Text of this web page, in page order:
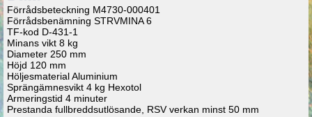
Förrådsbeteckning M4730-000401
Förrådsbenämning STRVMINA 6
TF-kod D-431-1
Minans vikt 8 kg
Diameter 250 mm
Höjd 120 mm
Höljesmaterial Aluminium
Sprängämnesvikt 4 kg Hexotol
Armeringstid 4 minuter
Prestanda fullbreddsutlösande, RSV verkan minst 50 mm